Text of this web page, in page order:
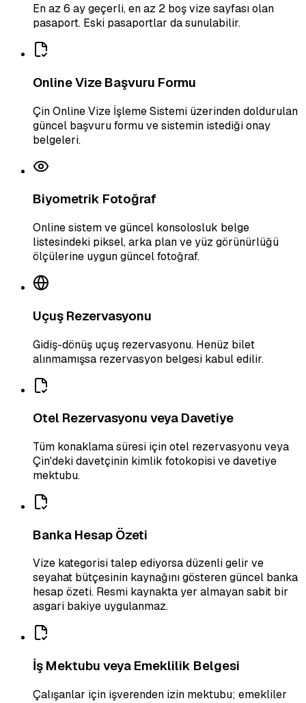
En az 6 ay geçerli, en az 2 boş vize sayfası olan
pasaport. Eski pasaportlar da sunulabilir.
Online Vize Başvuru Formu
Çin Online Vize İşleme Sistemi üzerinden doldurulan
güncel başvuru formu ve sistemin istediği onay
belgeleri.
Biyometrik Fotoğraf
Online sistem ve güncel konsolosluk belge
listesindeki piksel, arka plan ve yüz görünürlüğü
ölçülerine uygun güncel fotoğraf.
Uçuş Rezervasyonu
Gidiş-dönüş uçuş rezervasyonu. Henüz bilet
alınmamışsa rezervasyon belgesi kabul edilir.
Otel Rezervasyonu veya Davetiye
Tüm konaklama süresi için otel rezervasyonu veya
Çin'deki davetçinin kimlik fotokopisi ve davetiye
mektubu.
Banka Hesap Özeti
Vize kategorisi talep ediyorsa düzenli gelir ve
seyahat bütçesinin kaynağını gösteren güncel banka
hesap özeti. Resmi kaynakta yer almayan sabit bir
asgari bakiye uygulanmaz.
İş Mektubu veya Emeklilik Belgesi
Çalışanlar için işverenden izin mektubu; emekliler